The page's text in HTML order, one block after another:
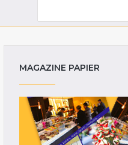
MAGAZINE PAPIER